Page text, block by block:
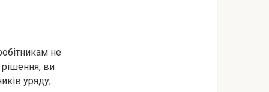
не
ви
уряду,